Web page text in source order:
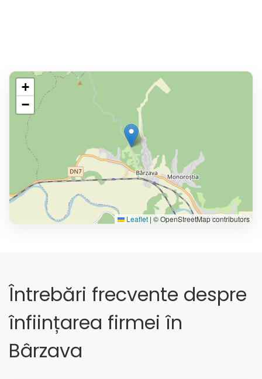
+
−
Leaflet | © OpenStreetMap contributors
Întrebări frecvente despre
înființarea firmei în
Bârzava